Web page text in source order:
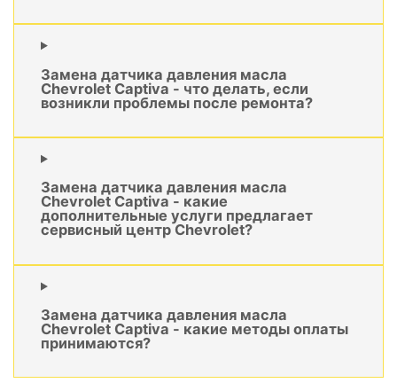
Замена датчика давления масла
Chevrolet Captiva - что делать, если
возникли проблемы после ремонта?
Замена датчика давления масла
Chevrolet Captiva - какие
дополнительные услуги предлагает
сервисный центр Chevrolet?
Замена датчика давления масла
Chevrolet Captiva - какие методы оплаты
принимаются?